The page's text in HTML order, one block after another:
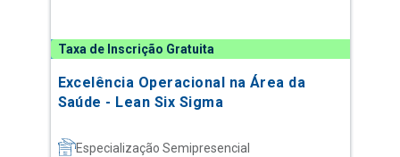
Taxa de Inscrição Gratuita
Excelência Operacional na Área da
Saúde - Lean Six Sigma
Especialização Semipresencial